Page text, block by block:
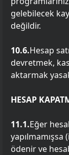
gelebilecek
değildir.
10.6.Hesap
devretmek,
aktarmak
HESAP
11.1.Eğer
ödenir ve